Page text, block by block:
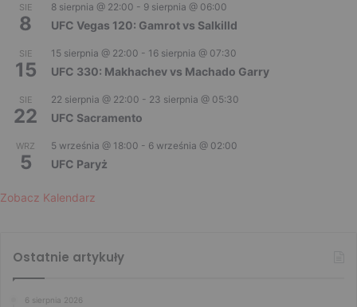
SIE
8
8 sierpnia @ 22:00 - 9 sierpnia @ 06:00
UFC Vegas 120: Gamrot vs Salkilld
SIE
15
15 sierpnia @ 22:00 - 16 sierpnia @ 07:30
UFC 330: Makhachev vs Machado Garry
SIE
22
22 sierpnia @ 22:00 - 23 sierpnia @ 05:30
UFC Sacramento
WRZ
5
5 września @ 18:00 - 6 września @ 02:00
UFC Paryż
Zobacz Kalendarz
Ostatnie artykuły
6 sierpnia 2026